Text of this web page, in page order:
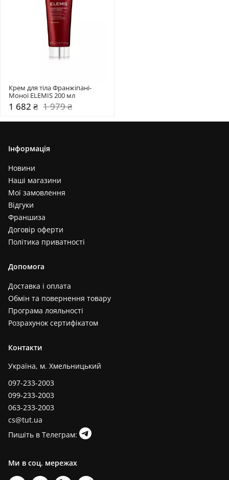
Крем для тіла Франжіпані-
1 682 ₴ 1 979 ₴
Інформація
Новини
Наші магазини
Мої замовлення
Відгуки
Франшиза
Договір оферти
Політика приватності
Допомога
Доставка і оплата
Обмін та повернення товару
Програма лояльності
Розрахунок сертифікатом
Контакти
Україна, м. Хмельницький
097-233-2003
099-233-2003
063-233-2003
cs@tut.ua
Пишіть в Телеграм:
Ми в соц. мережах